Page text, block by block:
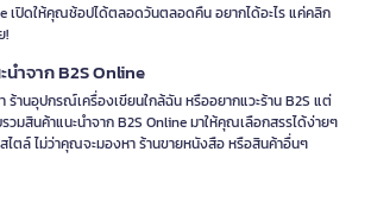
เปิดให้คุณช้อปได้ตลอดวันตลอดคืน อยากได้อะไร แค่คลิก
!
ำจาก B2S Online
ร้านอุปกรณ์เครื่องเขียนใกล้ฉัน หรืออยากแวะร้าน B2S แต่
รวมสินค้าแนะนำจาก B2S Online มาให้คุณเลือกสรรได้ง่ายๆ
ตล์ ไม่ว่าคุณจะมองหา ร้านขายหนังสือ หรือสินค้าอื่นๆ